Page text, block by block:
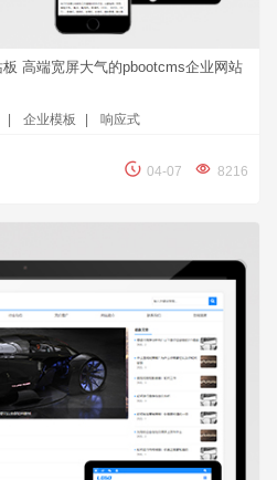
高端宽屏大气的pbootcms企业网站
企业模板 响应式
04-07 8216